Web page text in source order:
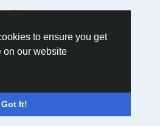
to ensure you get
on our website
Got It!
Romaian